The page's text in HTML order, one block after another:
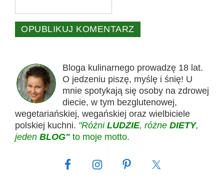
Bloga kulinarnego prowadzę 18 lat.
O jedzeniu piszę, myślę i śnię! U
mnie spotykają się osoby na zdrowej
diecie, w tym bezglutenowej,
wegetariańskiej, wegańskiej oraz wielbiciele
polskiej kuchni. "Różni LUDZIE, różne DIETY,
jeden BLOG" to moje motto.